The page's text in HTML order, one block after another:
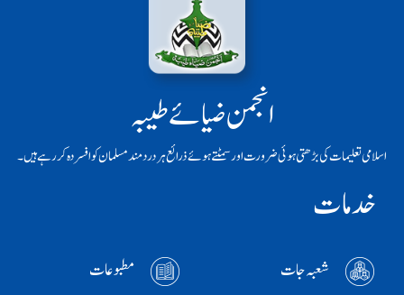
انجمن ضیائے طیبہ
اسلامی تعلیمات کی بڑھتی ہوئی ضرورت اور سمٹتے ہوئے ذرائع ہر دردمند مسلمان کو افسردہ کر رہے ہیں۔
خدمات
شعبہ جات مطبوعات